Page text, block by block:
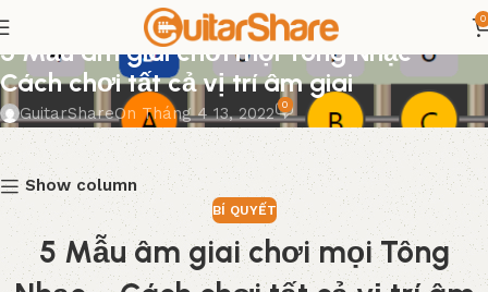
0
BÍ QUYẾT
5 Mẫu âm giai chơi mọi Tông Nhạc –
Cách chơi tất cả vị trí âm giai
GuitarShareOn Tháng 4 13, 2022 0
Show column
BÍ QUYẾT
5 Mẫu âm giai chơi mọi Tông